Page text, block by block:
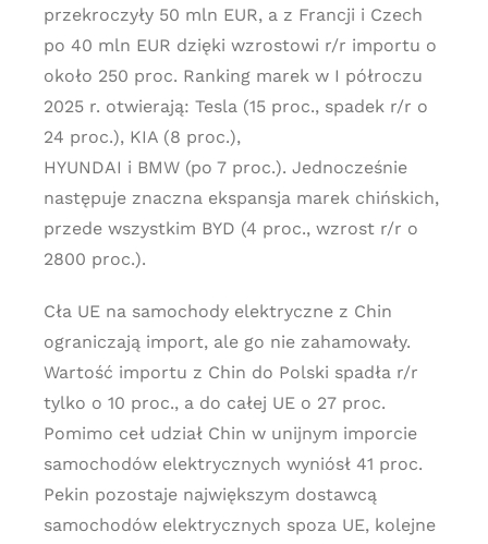
przekroczyły 50 mln EUR, a z Francji i Czech
po 40 mln EUR dzięki wzrostowi r/r importu o
około 250 proc. Ranking marek w I półroczu
2025 r. otwierają: Tesla (15 proc., spadek r/r o
24 proc.), KIA (8 proc.),
HYUNDAI i BMW (po 7 proc.). Jednocześnie
następuje znaczna ekspansja marek chińskich,
przede wszystkim BYD (4 proc., wzrost r/r o
2800 proc.).
Cła UE na samochody elektryczne z Chin
ograniczają import, ale go nie zahamowały.
Wartość importu z Chin do Polski spadła r/r
tylko o 10 proc., a do całej UE o 27 proc.
Pomimo ceł udział Chin w unijnym imporcie
samochodów elektrycznych wyniósł 41 proc.
Pekin pozostaje największym dostawcą
samochodów elektrycznych spoza UE, kolejne